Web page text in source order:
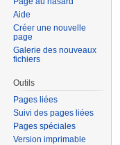
Aide
Créer une nouvelle
page
Galerie des nouveaux
fichiers
Outils
Pages liées
Suivi des pages liées
Pages spéciales
Version imprimable